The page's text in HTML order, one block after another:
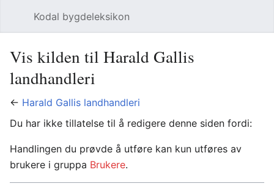
Kodal bygdeleksikon
Vis kilden til Harald Gallis
landhandleri
← Harald Gallis landhandleri
Du har ikke tillatelse til å redigere denne siden fordi:
Handlingen du prøvde å utføre kan kun utføres av
brukere i gruppa Brukere.